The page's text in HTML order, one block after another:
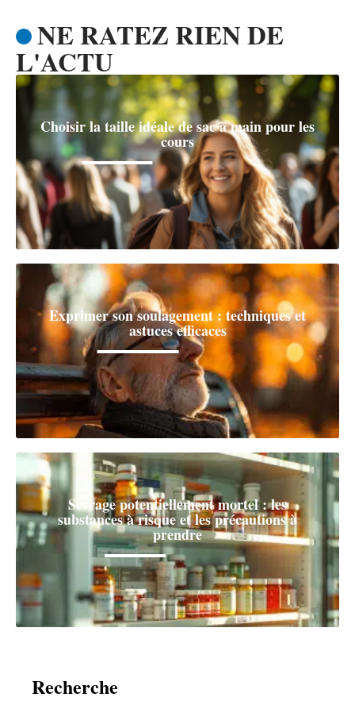
NE RATEZ RIEN DE
L'ACTU
Choisir la taille idéale de sac à main pour les
cours
Exprimer son soulagement : techniques et
astuces efficaces
Sevrage potentiellement mortel : les
substances à risque et les précautions à
prendre
Recherche